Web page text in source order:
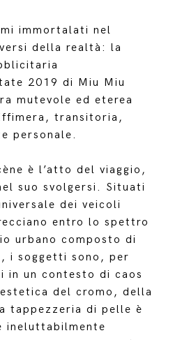
immortalati nel
della realtà: la
2019 di Miu Miu
mutevole ed eterea
transitoria,
personale.
è l’atto del viaggio,
suo svolgersi. Situati
dei veicoli
entro lo spettro
urbano composto di
i soggetti sono, per
in un contesto di caos
del cromo, della
tappezzeria di pelle è
ineluttabilmente